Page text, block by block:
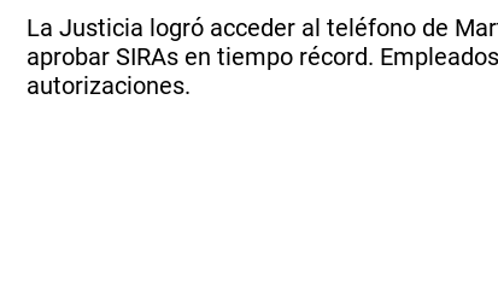
La Justicia logró acceder al teléfono de
aprobar SIRAs en tiempo récord.
autorizaciones.